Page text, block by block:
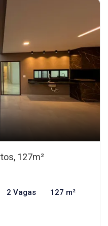
127m²
2 Vagas 127 m²